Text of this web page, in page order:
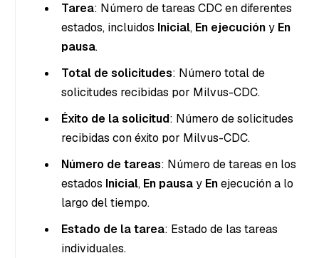
Tarea: Número de tareas CDC en diferentes
estados, incluidos Inicial, En ejecucióny En
pausa.
Total de solicitudes: Número total de
solicitudes recibidas por Milvus-CDC.
Éxito de la solicitud: Número de solicitudes
recibidas con éxito por Milvus-CDC.
Número de tareas: Número de tareas en los
estados Inicial, En pausay Enejecución a lo
largo del tiempo.
Estado de la tarea: Estado de las tareas
individuales.